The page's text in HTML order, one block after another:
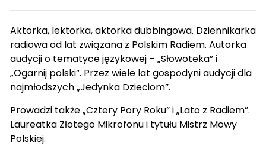
Aktorka, lektorka, aktorka dubbingowa. Dziennikarka
radiowa od lat związana z Polskim Radiem. Autorka
audycji o tematyce językowej – „Słowoteka” i
„Ogarnij polski”. Przez wiele lat gospodyni audycji dla
najmłodszych „Jedynka Dzieciom”.
Prowadzi także „Cztery Pory Roku” i „Lato z Radiem”.
Laureatka Złotego Mikrofonu i tytułu Mistrz Mowy
Polskiej.